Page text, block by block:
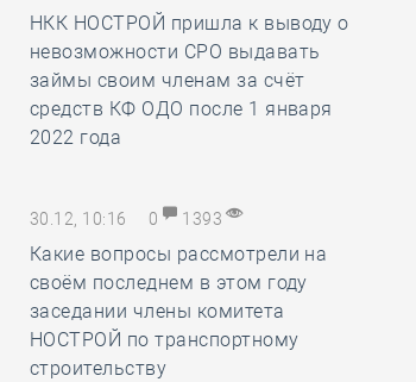
НКК НОСТРОЙ пришла к выводу о
невозможности СРО выдавать
займы своим членам за счёт
средств КФ ОДО после 1 января
2022 года
30.12, 10:16 0 1393
Какие вопросы рассмотрели на
своём последнем в этом году
заседании члены комитета
НОСТРОЙ по транспортному
строительству